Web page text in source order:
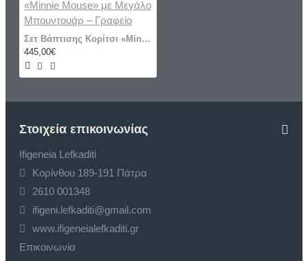
Σετ Βάπτισης Κορίτσι «Minnie Mouse» με Μεγάλο Μπουντουάρ – Γραφείο
445,00€
Στοιχεία επικοινωνίας
Ifigeneia Lefkaditi
Κορίνθου 189-191 Πάτρα
2610 001348
ifigeni.lefkaditi@gmail.com
www.ifigeneialefkaditi.gr
Επικοινωνία